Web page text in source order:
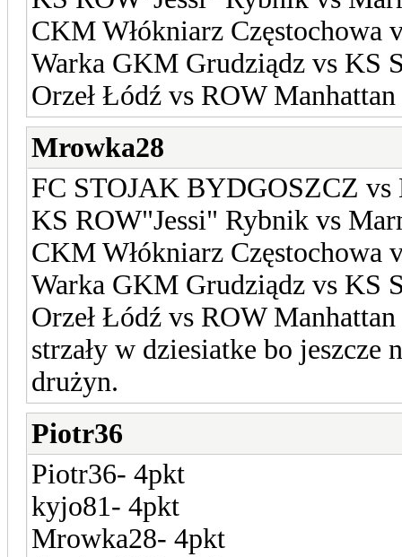
CKM Włókniarz Częstochowa
Warka GKM Grudziądz vs KS
Orzeł Łódź vs ROW
Mrowka28
FC STOJAK BYDGOSZCZ
KS ROW"Jessi" Rybnik vs
CKM Włókniarz Częstochowa
Warka GKM Grudziądz vs KS
Orzeł Łódź vs ROW
strzały w dziesiatke bo jeszcze
drużyn.
Piotr36
Piotr36- 4pkt
kyjo81- 4pkt
Mrowka28- 4pkt